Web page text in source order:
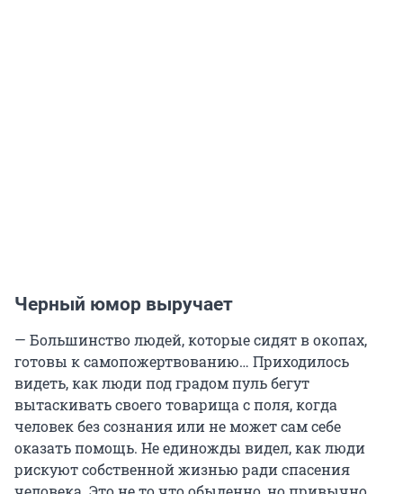
Черный юмор выручает
— Большинство людей, которые сидят в окопах,
готовы к самопожертвованию… Приходилось
видеть, как люди под градом пуль бегут
вытаскивать своего товарища с поля, когда
человек без сознания или не может сам себе
оказать помощь. Не единожды видел, как люди
рискуют собственной жизнью ради спасения